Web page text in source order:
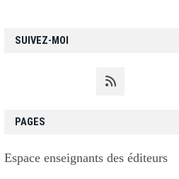
SUIVEZ-MOI
PAGES
Espace enseignants des éditeurs